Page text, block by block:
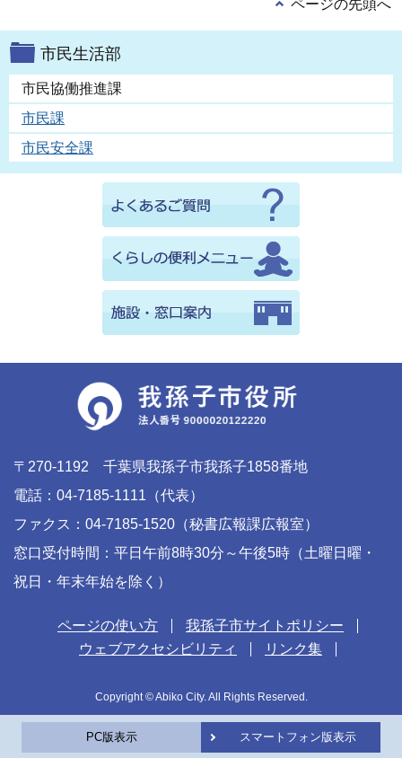
ページの先頭へ
市民生活部
市民協働推進課
市民課
市民安全課
〒270-1192 千葉県我孫子市我孫子1858番地
電話：04-7185-1111（代表）
ファクス：04-7185-1520（秘書広報課広報室）
窓口受付時間：平日午前8時30分～午後5時（土曜日曜・
祝日・年末年始を除く）
ページの使い方
我孫子市サイトポリシー
ウェブアクセシビリティ
リンク集
Copyright © Abiko City. All Rights Reserved.
PC版表示 スマートフォン版表示